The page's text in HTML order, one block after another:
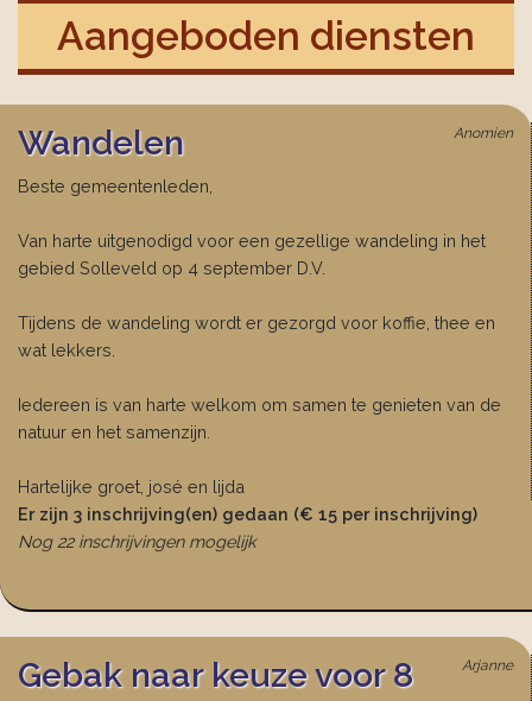
Aangeboden diensten
Anomien
Wandelen
Beste gemeentenleden,
Van harte uitgenodigd voor een gezellige wandeling in het
gebied Solleveld op 4 september D.V.
Tijdens de wandeling wordt er gezorgd voor koffie, thee en
wat lekkers.
Iedereen is van harte welkom om samen te genieten van de
natuur en het samenzijn.
Hartelijke groet, josé en lijda
Er zijn 3 inschrijving(en) gedaan (€ 15 per inschrijving)
Nog 22 inschrijvingen mogelijk
Arjanne
Gebak naar keuze voor 8